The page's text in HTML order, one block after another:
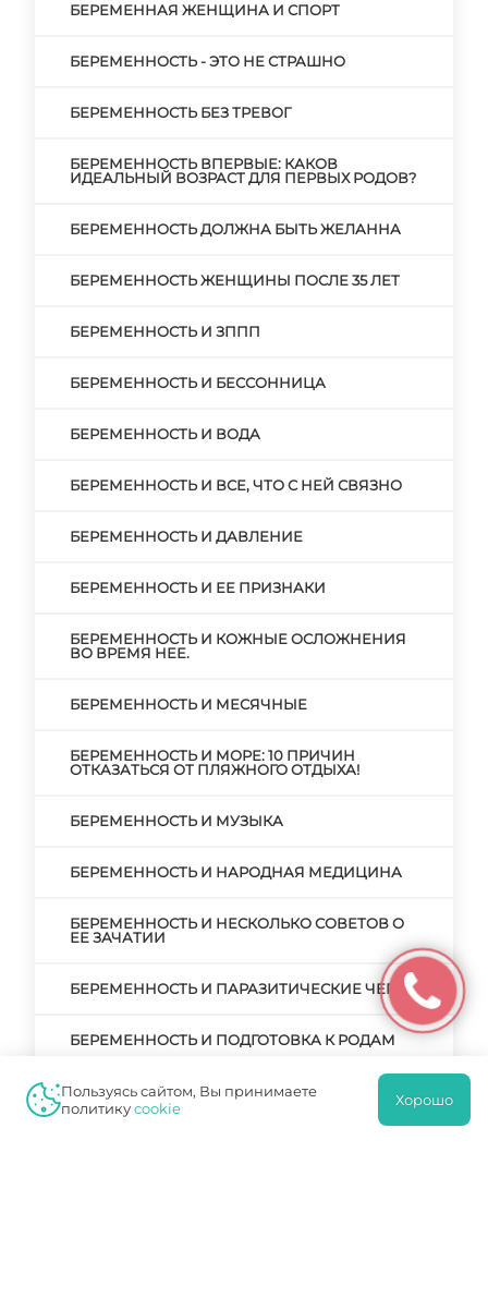
БЕРЕМЕННАЯ ЖЕНЩИНА И СПОРТ
БЕРЕМЕННОСТЬ - ЭТО НЕ СТРАШНО
БЕРЕМЕННОСТЬ БЕЗ ТРЕВОГ
БЕРЕМЕННОСТЬ ВПЕРВЫЕ: КАКОВ
ИДЕАЛЬНЫЙ ВОЗРАСТ ДЛЯ ПЕРВЫХ РОДОВ?
БЕРЕМЕННОСТЬ ДОЛЖНА БЫТЬ ЖЕЛАННА
БЕРЕМЕННОСТЬ ЖЕНЩИНЫ ПОСЛЕ 35 ЛЕТ
БЕРЕМЕННОСТЬ И ЗППП
БЕРЕМЕННОСТЬ И БЕССОННИЦА
БЕРЕМЕННОСТЬ И ВОДА
БЕРЕМЕННОСТЬ И ВСЕ, ЧТО С НЕЙ СВЯЗНО
БЕРЕМЕННОСТЬ И ДАВЛЕНИЕ
БЕРЕМЕННОСТЬ И ЕЕ ПРИЗНАКИ
БЕРЕМЕННОСТЬ И КОЖНЫЕ ОСЛОЖНЕНИЯ
ВО ВРЕМЯ НЕЕ.
БЕРЕМЕННОСТЬ И МЕСЯЧНЫЕ
БЕРЕМЕННОСТЬ И МОРЕ: 10 ПРИЧИН
ОТКАЗАТЬСЯ ОТ ПЛЯЖНОГО ОТДЫХА!
БЕРЕМЕННОСТЬ И МУЗЫКА
БЕРЕМЕННОСТЬ И НАРОДНАЯ МЕДИЦИНА
БЕРЕМЕННОСТЬ И НЕСКОЛЬКО СОВЕТОВ О
ЕЕ ЗАЧАТИИ
БЕРЕМЕННОСТЬ И ПАРАЗИТИЧЕСКИЕ ЧЕРВИ
БЕРЕМЕННОСТЬ И ПОДГОТОВКА К РОДАМ
БЕРЕМЕННОСТЬ И ПРЕРЫВАНИЕ
БЕРЕМЕННОСТИ. РЕАЛЬНЫЕ ПРИЧИНЫ И
ВЫМЫШЛЕННЫЕ
Пользуясь сайтом, Вы принимаете
политикуcookie Хорошо